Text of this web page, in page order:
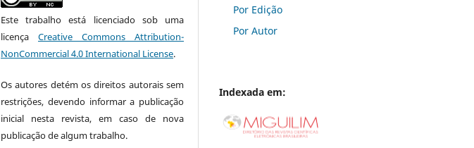
Este trabalho está licenciado sob uma
licençaCreative Commons Attribution-
NonCommercial 4.0 International License.
Os autores detém os direitos autorais sem
restrições, devendo informar a publicação
inicial nesta revista, em caso de nova
publicação de algum trabalho.
Por Edição
Por Autor
Indexada em: